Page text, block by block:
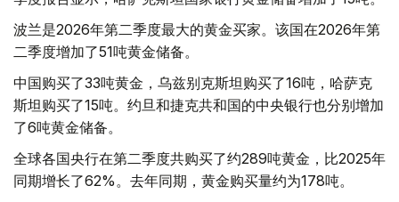
波兰是2026年第二季度最大的黄金买家。该国在2026年第
二季度增加了51吨黄金储备。
中国购买了33吨黄金，乌兹别克斯坦购买了16吨，哈萨克
斯坦购买了15吨。约旦和捷克共和国的中央银行也分别增加
了6吨黄金储备。
全球各国央行在第二季度共购买了约289吨黄金，比2025年
同期增长了62%。去年同期，黄金购买量约为178吨。